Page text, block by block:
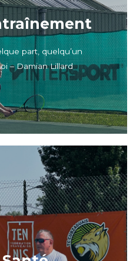
part, quelqu’un
– Damian Lillard